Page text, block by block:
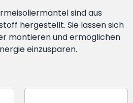
sind aus
hergestellt. Sie lassen sich
montieren und ermöglichen
einzusparen.